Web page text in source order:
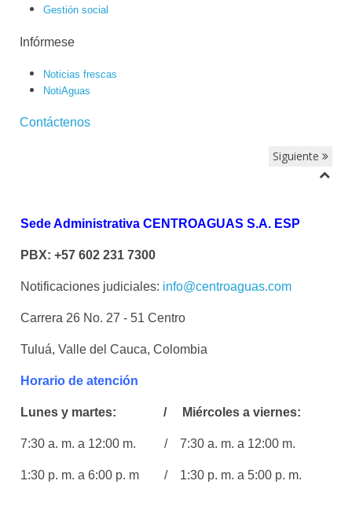
Gestión social
Infórmese
Noticias frescas
NotiAguas
Contáctenos
Siguiente
Sede Administrativa CENTROAGUAS S.A. ESP
PBX: +57 602 231 7300
Notificaciones judiciales: info@centroaguas.com
Carrera 26 No. 27 - 51 Centro
Tuluá, Valle del Cauca, Colombia
Horario de atención
Lunes y martes: / Miércoles a viernes:
7:30 a. m. a 12:00 m. / 7:30 a. m. a 12:00 m.
1:30 p. m. a 6:00 p. m / 1:30 p. m. a 5:00 p. m.